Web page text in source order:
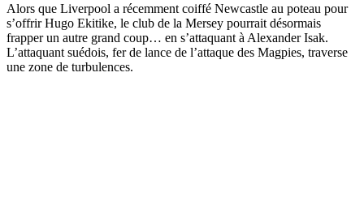
Alors que Liverpool a récemment coiffé Newcastle au poteau pour
s’offrir Hugo Ekitike, le club de la Mersey pourrait désormais
frapper un autre grand coup… en s’attaquant à Alexander Isak.
L’attaquant suédois, fer de lance de l’attaque des Magpies, traverse
une zone de turbulences.